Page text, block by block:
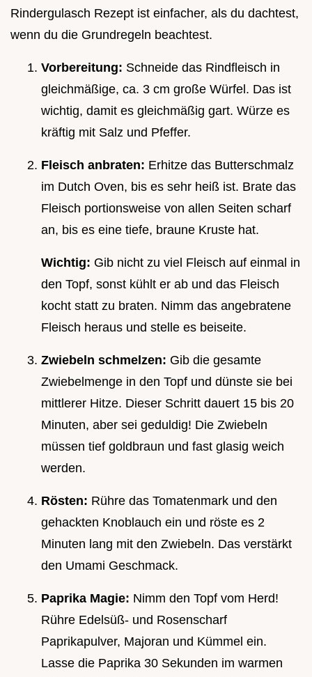
Rindergulasch Rezept ist einfacher, als du dachtest,
wenn du die Grundregeln beachtest.
Vorbereitung: Schneide das Rindfleisch in
gleichmäßige, ca. 3 cm große Würfel. Das ist
wichtig, damit es gleichmäßig gart. Würze es
kräftig mit Salz und Pfeffer.
Fleisch anbraten: Erhitze das Butterschmalz
im Dutch Oven, bis es sehr heiß ist. Brate das
Fleisch portionsweise von allen Seiten scharf
an, bis es eine tiefe, braune Kruste hat.
Wichtig: Gib nicht zu viel Fleisch auf einmal in
den Topf, sonst kühlt er ab und das Fleisch
kocht statt zu braten. Nimm das angebratene
Fleisch heraus und stelle es beiseite.
Zwiebeln schmelzen: Gib die gesamte
Zwiebelmenge in den Topf und dünste sie bei
mittlerer Hitze. Dieser Schritt dauert 15 bis 20
Minuten, aber sei geduldig! Die Zwiebeln
müssen tief goldbraun und fast glasig weich
werden.
Rösten: Rühre das Tomatenmark und den
gehackten Knoblauch ein und röste es 2
Minuten lang mit den Zwiebeln. Das verstärkt
den Umami Geschmack.
Paprika Magie: Nimm den Topf vom Herd!
Rühre Edelsüß- und Rosenscharf
Paprikapulver, Majoran und Kümmel ein.
Lasse die Paprika 30 Sekunden im warmen